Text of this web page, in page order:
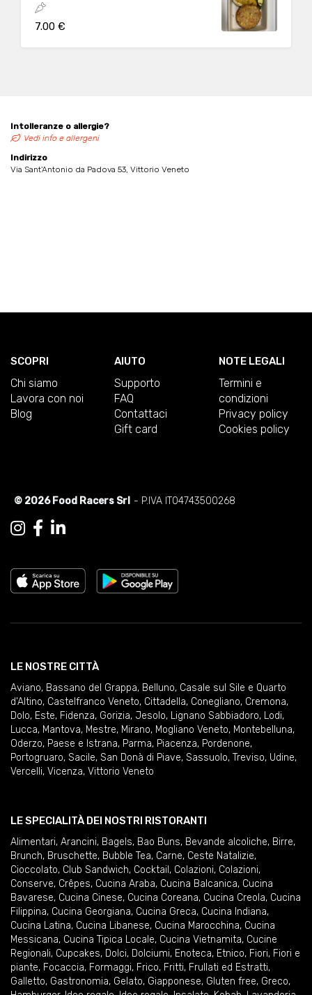
7.00 €
Intolleranze o allergie?
Vedi info e allergeni
Indirizzo
Via Sant'Antonio da Padova 53, Vittorio Veneto
SCOPRI
Chi siamo
Lavora con noi
Blog
AIUTO
Supporto
FAQ
Contattaci
Gift card
NOTE LEGALI
Termini e
condizioni
Privacy policy
Cookies policy
© 2026 Food Racers Srl - P.IVA IT04743500268
LE NOSTRE CITTÀ
Aviano, Bassano del Grappa, Belluno, Casale sul Sile e Quarto
d'Altino, Castelfranco Veneto, Cittadella, Conegliano, Cremona,
Dolo, Este, Fidenza, Gorizia, Jesolo, Lignano Sabbiadoro, Lodi,
Lucca, Mantova, Mestre, Mirano, Mogliano Veneto, Montebelluna,
Oderzo, Paese e Istrana, Parma, Piacenza, Pordenone,
Portogruaro, Sacile, San Donà di Piave, Sassuolo, Treviso, Udine,
Vercelli, Vicenza, Vittorio Veneto
LE SPECIALITÀ DEI NOSTRI RISTORANTI
Alimentari, Arancini, Bagels, Bao Buns, Bevande alcoliche, Birre,
Brunch, Bruschette, Bubble Tea, Carne, Ceste Natalizie,
Cioccolato, Club Sandwich, Cocktail , Colazioni, Colazioni,
Conserve, Crêpes, Cucina Araba, Cucina Balcanica, Cucina
Bavarese, Cucina Cinese, Cucina Coreana, Cucina Creola, Cucina
Filippina, Cucina Georgiana, Cucina Greca, Cucina Indiana,
Cucina Latina, Cucina Libanese, Cucina Marocchina, Cucina
Messicana, Cucina Tipica Locale, Cucina Vietnamita, Cucine
Regionali, Cupcakes, Dolci, Dolciumi, Enoteca, Etnico, Fiori, Fiori e
piante, Focaccia, Formaggi, Frico, Fritti, Frullati ed Estratti,
Galletto, Gastronomia, Gelato, Giapponese, Gluten free, Greco,